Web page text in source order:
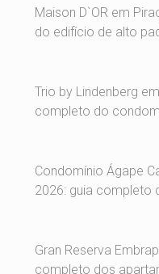
Maison D`OR em
do edifício de alto
Trio by Lindenberg
completo do
Condomínio Ágape
2026: guia completo
Gran Reserva
completo dos